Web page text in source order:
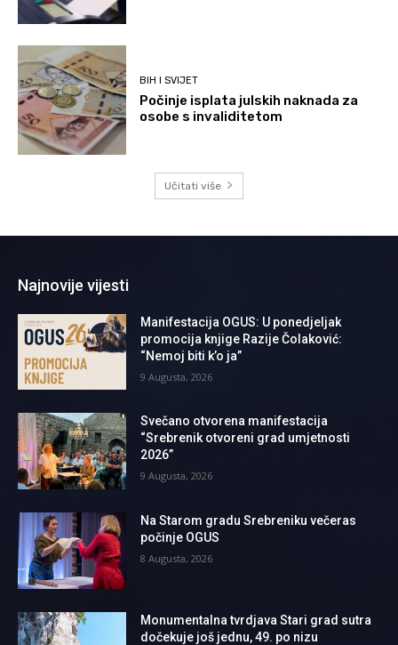
BIH I SVIJET
Počinje isplata julskih naknada za
osobe s invaliditetom
Učitati više
Najnovije vijesti
Manifestacija OGUS: U ponedjeljak
promocija knjige Razije Čolaković:
“Nemoj biti k’o ja”
9 Augusta, 2026
Svečano otvorena manifestacija
“Srebrenik otvoreni grad umjetnosti
2026”
9 Augusta, 2026
Na Starom gradu Srebreniku večeras
počinje OGUS
8 Augusta, 2026
Monumentalna tvrdjava Stari grad sutra
dočekuje još jednu, 49. po nizu